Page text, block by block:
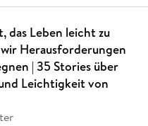
das Leben leicht zu
Herausforderungen
| 35 Stories über
Leichtigkeit von